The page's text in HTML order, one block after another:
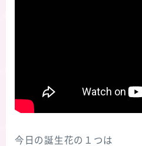
今日の誕生花の１つは